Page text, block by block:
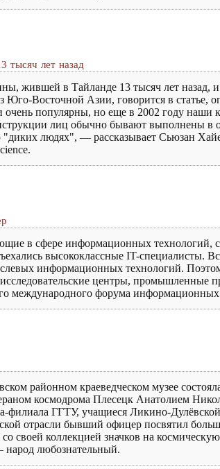
тысяч лет назад
жившей в Тайланде 13 тысяч лет назад,
Юго-Восточной Азии, говорится в
популярны, но еще в 2002 году наши
лиц обычно бывают выполнены в
людях", — рассказывает Сьюзан
в сфере информационных технологий,
высококлассные IT-специалисты.
информационных технологий.
центры, промышленные
международного форума
районном краеведческом музее
космодрома Плесецк Анатолием
филиала ГГТУ, учащиеся Ликино-
отрасли бывший офицер посвятил
со своей коллекцией значков на
народ любознательный.